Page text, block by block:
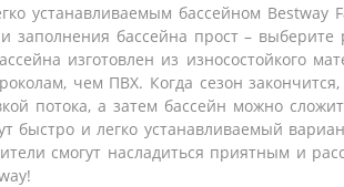
устанавливаемым бассейном Bestway
заполнения бассейна прост –
изготовлен из износостойкого
чем ПВХ. Когда сезон
потока, а затем бассейн можно
быстро и легко устанавливаемый
смогут насладиться приятным и